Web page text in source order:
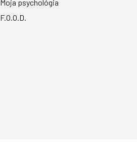
Moja psychológia
F.O.O.D.